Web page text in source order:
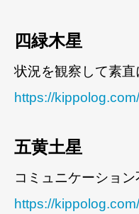
四緑木星
状況を観察して素直
https://
五黄土星
コミュニケーショ
https://